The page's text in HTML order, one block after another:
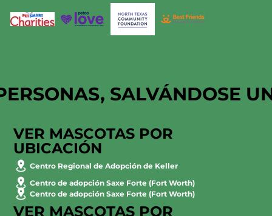
SALVÁNDOSE
VER MASCOTAS POR
UBICACIÓN
Centro Regional de Adopción de Keller
Centro de adopción Saxe Forte (Fort Worth)
Centro de adopción Saxe Forte (Fort Worth)
VER MASCOTAS POR